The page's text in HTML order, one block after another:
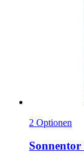
2 Optionen
Sonnentor